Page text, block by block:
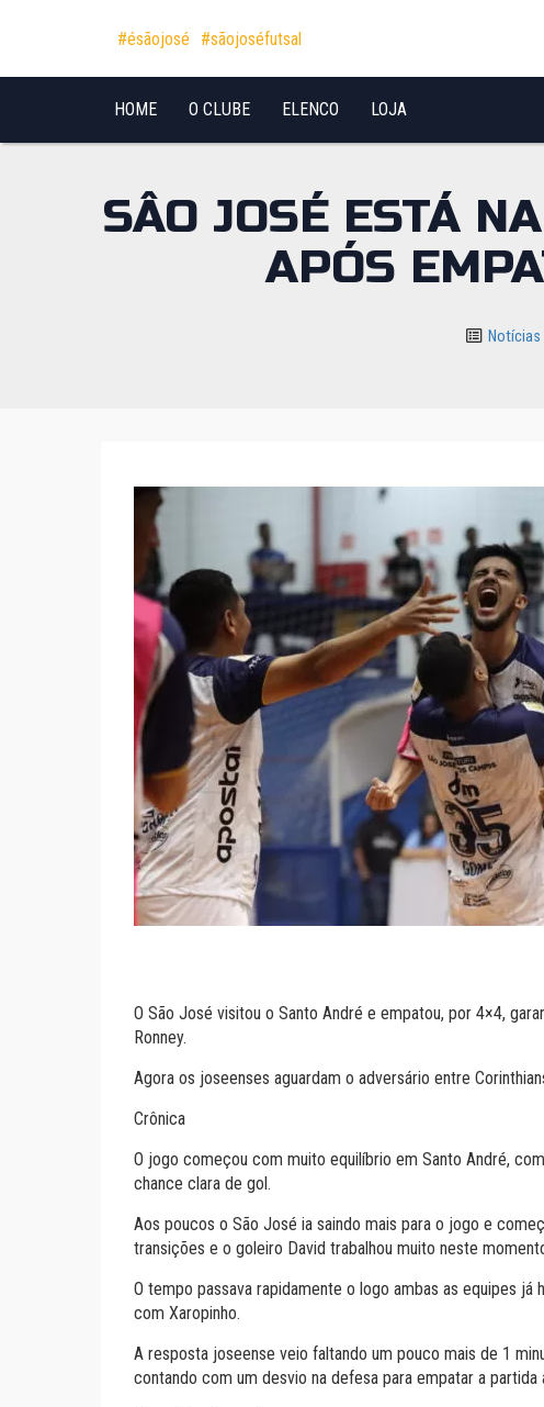
Pular para o conteúdo
#ésãojosé #sãojoséfutsal
HOME O CLUBE ELENCO LOJA
SÂO JOSÉ ESTÁ
APÓS
Notícias
O São José visitou o Santo André e empatou, por 4×4,
Ronney.
Agora os joseenses aguardam o adversário entre
Crônica
O jogo começou com muito equilíbrio em Santo André,
chance clara de gol.
Aos poucos o São José ia saindo mais para o jogo e
transições e o goleiro David trabalhou muito neste
O tempo passava rapidamente o logo ambas as equipes
com Xaropinho.
A resposta joseense veio faltando um pouco mais de 1
contando com um desvio na defesa para empatar a partida